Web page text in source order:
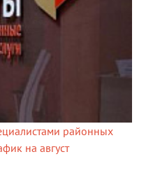
районных
на август